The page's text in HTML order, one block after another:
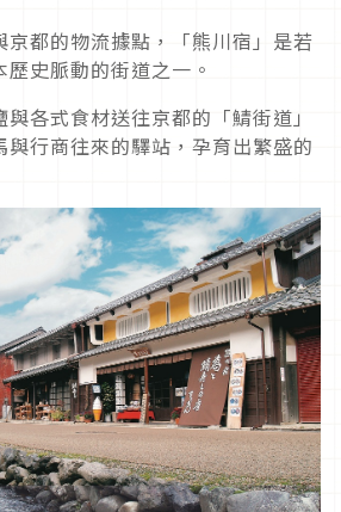
京都的物流據點，「熊川宿」是若
史脈動的街道之一。
各式食材送往京都的「鯖街道」
與行商往來的驛站，孕育出繁盛的